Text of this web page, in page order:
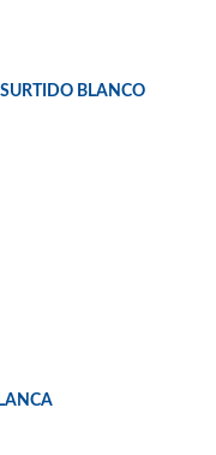
BLANCO